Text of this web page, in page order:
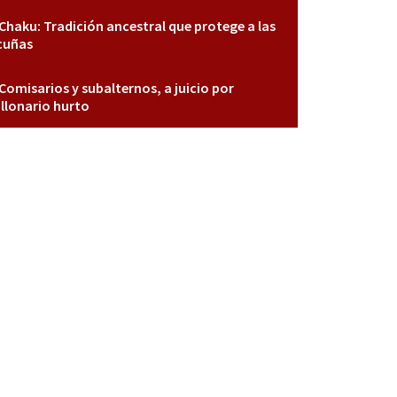
Chaku: Tradición ancestral que protege a las
Comisarios y subalternos, a juicio por
hurto